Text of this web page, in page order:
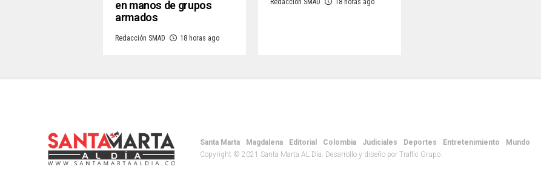
en manos de grupos
armados
Redacción SMAD 18 horas ago
Redacción SMAD 18 horas ago
Santa Marta Magdalena Editorial Colombia Judiciales Deportes Entretenimiento
Mundo
Copyright © 2021 Santa Marta AL Día. Desarrollo y diseño por Traffic Grupo.